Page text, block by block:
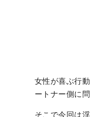
女性が喜ぶ行
ートナー側に
そこで今回は